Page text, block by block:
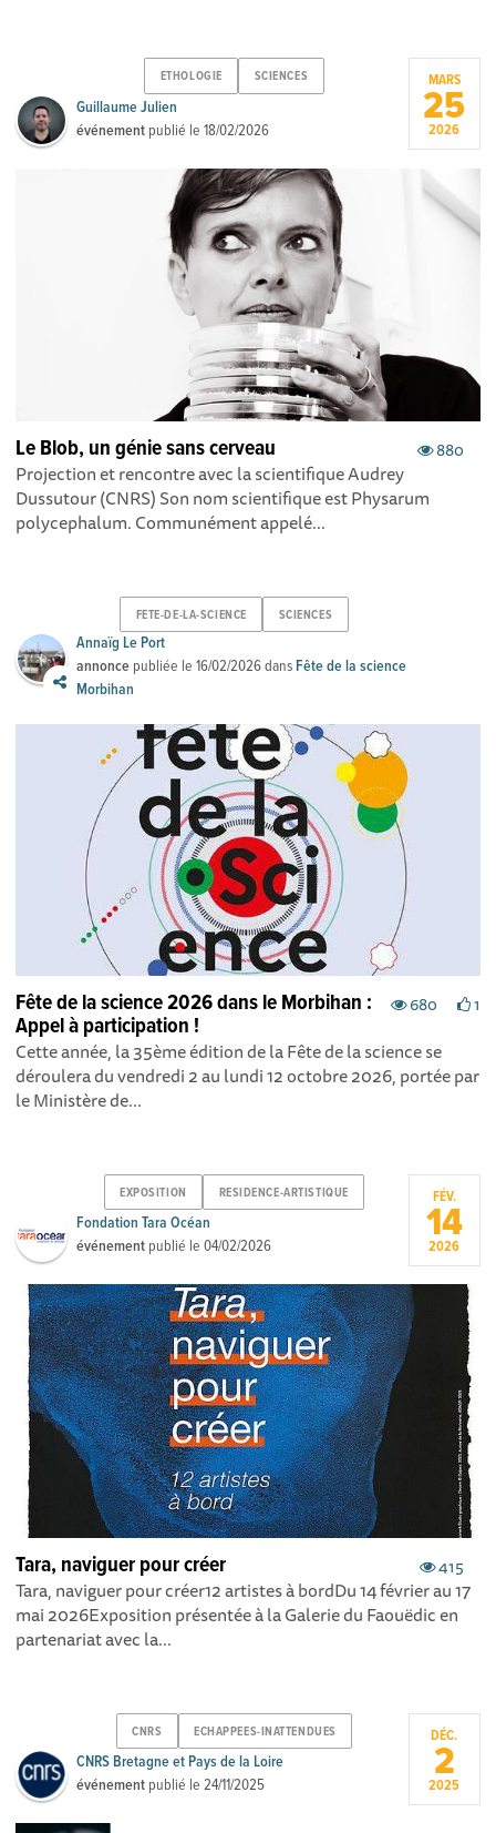
ETHOLOGIE SCIENCES
Guillaume Julien
événement publié le18/02/2026
MARS
25
2026
880
Le Blob, un génie sans cerveau
Projection et rencontre avec la scientifique Audrey
Dussutour (CNRS) Son nom scientifique est Physarum
polycephalum. Communément appelé...
FETE-DE-LA-SCIENCE SCIENCES
Annaïg Le Port
annonce publiée le16/02/2026dans Fête de la science
Morbihan
680 1
Fête de la science 2026 dans le Morbihan :
Appel à participation !
Cette année, la 35ème édition de la Fête de la science se
déroulera du vendredi 2 au lundi 12 octobre 2026, portée par
le Ministère de...
EXPOSITION RESIDENCE-ARTISTIQUE
Fondation Tara Océan
événement publié le04/02/2026
FÉV.
14
2026
415
Tara, naviguer pour créer
Tara, naviguer pour créer12 artistes à bordDu 14 février au 17
mai 2026Exposition présentée à la Galerie du Faouëdic en
partenariat avec la...
CNRS ECHAPPEES-INATTENDUES
CNRS Bretagne et Pays de la Loire
événement publié le24/11/2025
DÉC.
2
2025